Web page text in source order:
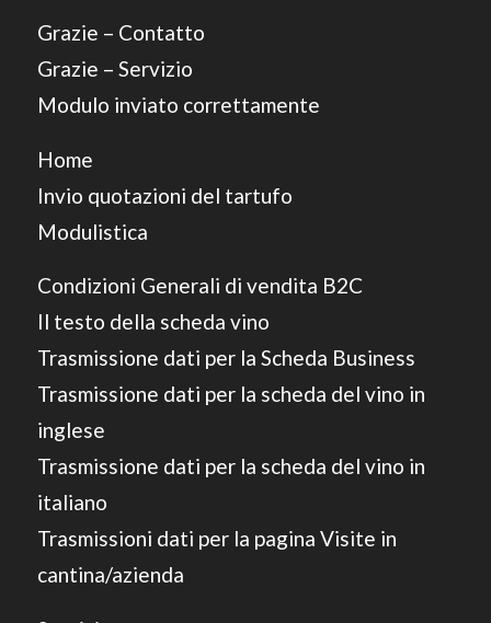
Grazie – Contatto
Grazie – Servizio
Modulo inviato correttamente
Home
Invio quotazioni del tartufo
Modulistica
Condizioni Generali di vendita B2C
Il testo della scheda vino
Trasmissione dati per la Scheda Business
Trasmissione dati per la scheda del vino in
inglese
Trasmissione dati per la scheda del vino in
italiano
Trasmissioni dati per la pagina Visite in
cantina/azienda